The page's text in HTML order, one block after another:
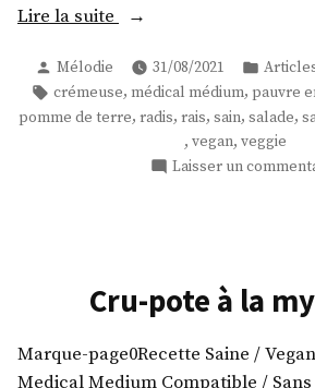
Lire la suite « Une
de
pommes
de
terre
petits
crus
Publié
par
Mélodie 31/08/2021
Publié
dans
Étiquettes :
crémeuse, médical médium, pauvre
pomme de terre, radis, rais, sain, salade,
, vegan, veggie
Laisser un
Cru-pote à la
Marque-page0Recette Saine /